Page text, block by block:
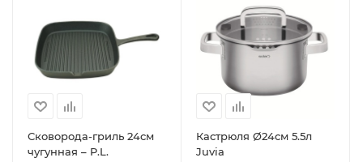
Сковорода-гриль 24см
чугунная – P.L.
Кастрюля Ø24см 5.5л
Juvia